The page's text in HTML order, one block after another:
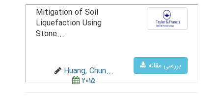
بررسی مقاله
Mitigation of Soil
Liquefaction Using
Stone...
Huang, Chun...
2015